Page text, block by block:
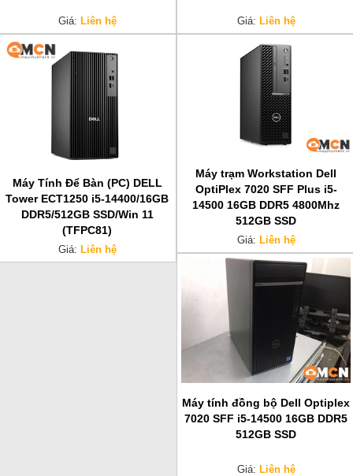
Giá: Liên hệ Giá: Liên hệ
Máy Tính Để Bàn (PC) DELL
Tower ECT1250 i5-14400/16GB
DDR5/512GB SSD/Win 11
(TFPC81)
Giá: Liên hệ
Máy trạm Workstation Dell
OptiPlex 7020 SFF Plus i5-
14500 16GB DDR5 4800Mhz
512GB SSD
Giá: Liên hệ
Máy tính đồng bộ Dell Optiplex
7020 SFF i5-14500 16GB DDR5
512GB SSD
Giá: Liên hệ